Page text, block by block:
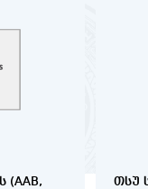
ᲗᲡᲣ